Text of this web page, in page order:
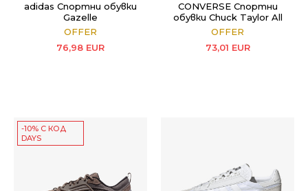
adidas Спортни обувки
Gazelle
OFFER
76,98 EUR
CONVERSE Спортни
обувки Chuck Taylor All
Star Equip
OFFER
73,01 EUR
-10% С КОД
DAYS